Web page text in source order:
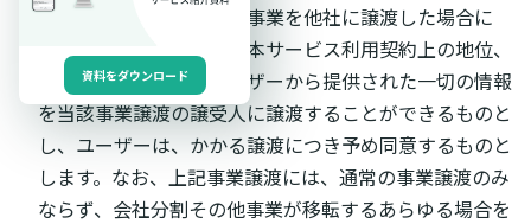
当社が本サービスに係る事業を他社に譲渡した場合に
は、当該事業譲渡に伴い本サービス利用契約上の地位、
権利及び義務並びにユーザーから提供された一切の情報
を当該事業譲渡の譲受人に譲渡することができるものと
し、ユーザーは、かかる譲渡につき予め同意するものと
します。なお、上記事業譲渡には、通常の事業譲渡のみ
ならず、会社分割その他事業が移転するあらゆる場合を
資料をダウンロード